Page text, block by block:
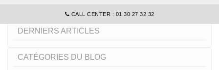
CALL CENTER : 01 30 27 32 32
DERNIERS ARTICLES
CATÉGORIES DU BLOG